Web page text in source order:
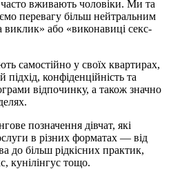
вживають чоловіки. Ми та
перевагу більш нейтральним
або «виконавиці секс-
самостійно у своїх квартирах,
конфіденційність та
відпочинку, а також значно
позначення дівчат, які
в різних форматах — від
до більш рідкісних практик,
кунілінгус тощо.